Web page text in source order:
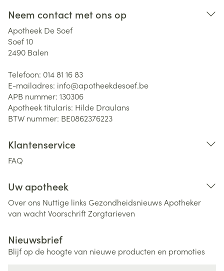
Neem contact met ons op
Apotheek De Soef
Soef 10
2490 Balen
Telefoon: 014 81 16 83
E-mailadres: info@apotheekdesoef.be
APB nummer: 130306
Apotheek titularis: Hilde Draulans
BTW nummer: BE0862376223
Klantenservice
FAQ
Uw apotheek
Over ons Nuttige links Gezondheidsnieuws Apotheker
van wachtVoorschriftZorgtarieven
Nieuwsbrief
Blijf op de hoogte van nieuwe producten en promoties